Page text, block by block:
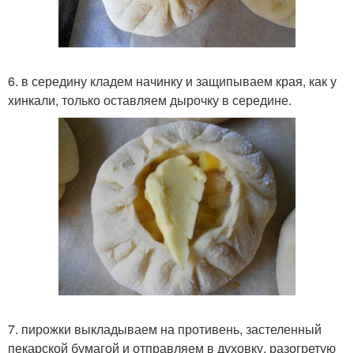
6. в середину кладем начинку и защипываем края, как у
хинкали, только оставляем дырочку в середине.
7. пирожки выкладываем на противень, застеленный
пекарской бумагой и отправляем в духовку, разогретую